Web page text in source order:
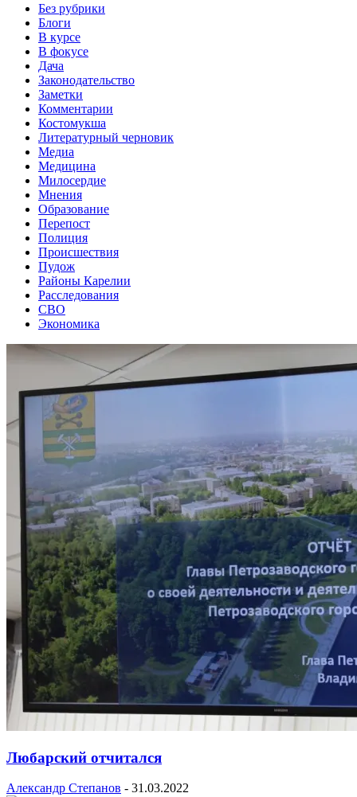
Без рубрики
Блоги
В курсе
В фокусе
Дача
Законодательство
Заметки
Комментарии
Костомукша
Литературный черновик
Медиа
Медицина
Милосердие
Мнения
Образование
Перепост
Полиция
Происшествия
Пудож
Районы Карелии
Расследования
СВО
Экономика
Любарский отчитался
Александр Степанов - 31.03.2022